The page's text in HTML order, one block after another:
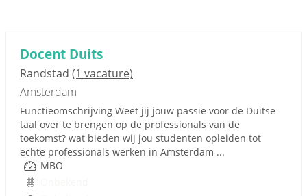
Docent Duits
Randstad (1 vacature)
Amsterdam
Functieomschrijving Weet jij jouw passie voor de Duitse
taal over te brengen op de professionals van de
toekomst? wat bieden wij jou studenten opleiden tot
echte professionals werken in Amsterdam ...
MBO